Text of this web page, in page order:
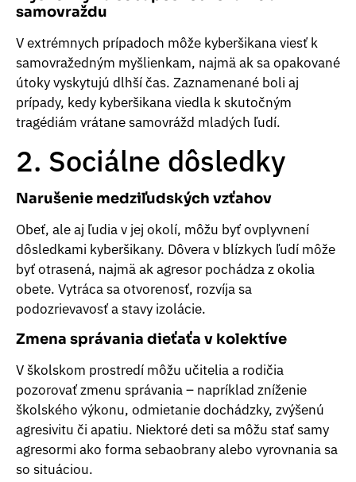
samovraždu
V extrémnych prípadoch môže kyberšikana viesť k
samovražedným myšlienkam, najmä ak sa opakované
útoky vyskytujú dlhší čas. Zaznamenané boli aj
prípady, kedy kyberšikana viedla k skutočným
tragédiám vrátane samovrážd mladých ľudí.
2. Sociálne dôsledky
Narušenie medziľudských vzťahov
Obeť, ale aj ľudia v jej okolí, môžu byť ovplyvnení
dôsledkami kyberšikany. Dôvera v blízkych ľudí môže
byť otrasená, najmä ak agresor pochádza z okolia
obete. Vytráca sa otvorenosť, rozvíja sa
podozrievavosť a stavy izolácie.
Zmena správania dieťaťa v kolektíve
V školskom prostredí môžu učitelia a rodičia
pozorovať zmenu správania – napríklad zníženie
školského výkonu, odmietanie dochádzky, zvýšenú
agresivitu či apatiu. Niektoré deti sa môžu stať samy
agresormi ako forma sebaobrany alebo vyrovnania sa
so situáciou.